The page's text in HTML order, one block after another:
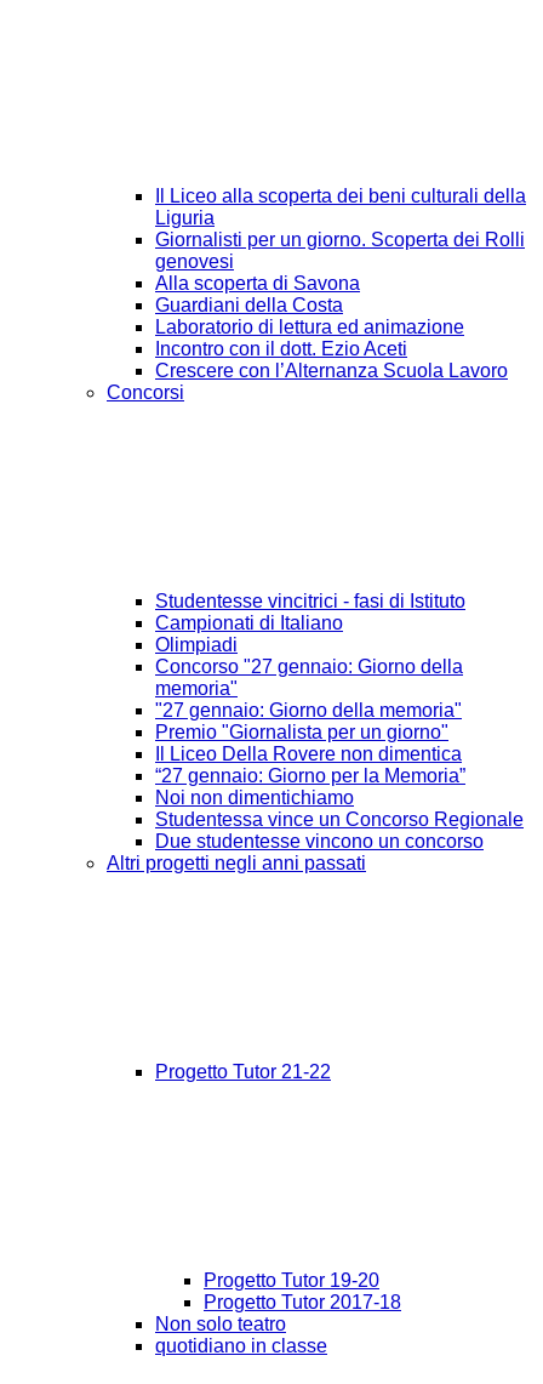
Il Liceo alla scoperta dei beni culturali della
Liguria
Giornalisti per un giorno. Scoperta dei Rolli
genovesi
Alla scoperta di Savona
Guardiani della Costa
Laboratorio di lettura ed animazione
Incontro con il dott. Ezio Aceti
Crescere con l’Alternanza Scuola Lavoro
Concorsi
Studentesse vincitrici - fasi di Istituto
Campionati di Italiano
Olimpiadi
Concorso "27 gennaio: Giorno della
memoria"
"27 gennaio: Giorno della memoria"
Premio "Giornalista per un giorno"
Il Liceo Della Rovere non dimentica
“27 gennaio: Giorno per la Memoria”
Noi non dimentichiamo
Studentessa vince un Concorso Regionale
Due studentesse vincono un concorso
Altri progetti negli anni passati
Progetto Tutor 21-22
Progetto Tutor 19-20
Progetto Tutor 2017-18
Non solo teatro
quotidiano in classe